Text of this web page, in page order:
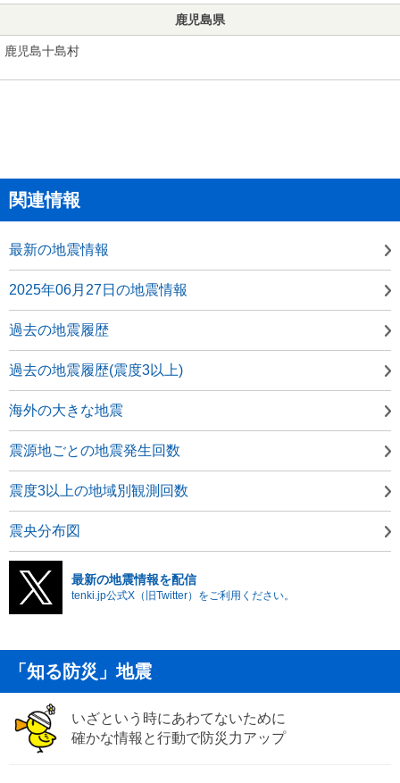
鹿児島県
鹿児島十島村
関連情報
最新の地震情報
2025年06月27日の地震情報
過去の地震履歴
過去の地震履歴(震度3以上)
海外の大きな地震
震源地ごとの地震発生回数
震度3以上の地域別観測回数
震央分布図
最新の地震情報を配信
tenki.jp公式X（旧Twitter）をご利用ください。
「知る防災」地震
いざという時にあわてないために
確かな情報と行動で防災力アップ